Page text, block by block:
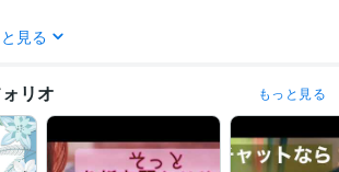
年
年レイキセラピー（直傅霊氣）:3年
衛生士:15年セクシー研究:30年音声配信:4年
見る
リオ もっと見る